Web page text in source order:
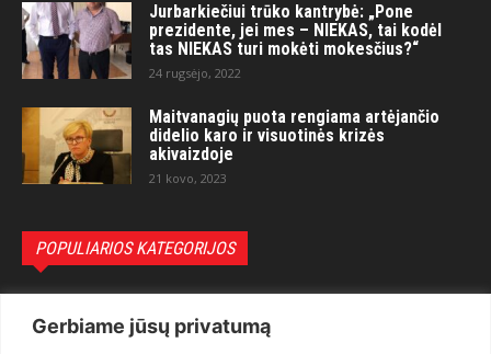
Gerbiame jūsų privatumą
Jurbarkiečiui trūko kantrybė: „Pone
prezidente, jei mes – NIEKAS, tai kodėl
tas NIEKAS turi mokėti mokesčius?“
24 rugsėjo, 2022
Maitvanagių puota rengiama artėjančio
didelio karo ir visuotinės krizės
akivaizdoje
21 kovo, 2023
POPULIARIOS KATEGORIJOS